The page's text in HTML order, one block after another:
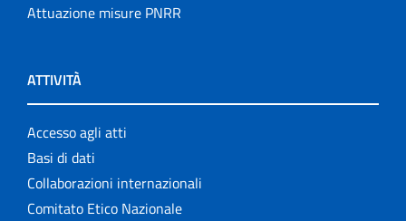
Attuazione misure PNRR
ATTIVITÀ
Accesso agli atti
Basi di dati
Collaborazioni internazionali
Comitato Etico Nazionale